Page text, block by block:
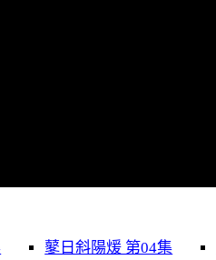
鼕日斜陽煖 第04集